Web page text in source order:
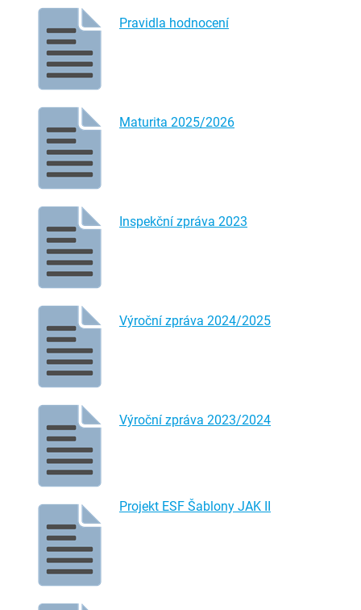
Pravidla hodnocení
Maturita 2025/2026
Inspekční zpráva 2023
Výroční zpráva 2024/2025
Výroční zpráva 2023/2024
Projekt ESF Šablony JAK II